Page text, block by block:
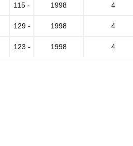
115 - 1998 4
129 - 1998 4
123 - 1998 4